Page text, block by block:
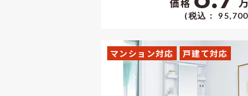
価格
(税込：
マンション対応 戸建て対応